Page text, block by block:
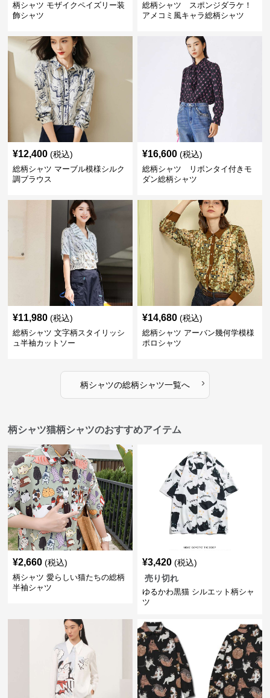
柄シャツ モザイクペイズリー装
飾シャツ
総柄シャツ スポンジダラケ！
アメコミ風キャラ総柄シャツ
¥12,400 (税込)
総柄シャツ マーブル模様シルク
調ブラウス
¥16,600 (税込)
総柄シャツ リボンタイ付きモ
ダン総柄シャツ
¥11,980 (税込)
総柄シャツ 文字柄スタイリッシ
ュ半袖カットソー
¥14,680 (税込)
総柄シャツ アーバン幾何学模様
ポロシャツ
柄シャツの総柄シャツ一覧へ ›
柄シャツ猫柄シャツのおすすめアイテム
¥2,660 (税込)
柄シャツ 愛らしい猫たちの総柄
半袖シャツ
¥3,420 (税込)
売り切れ
ゆるかわ黒猫 シルエット柄シャ
ツ